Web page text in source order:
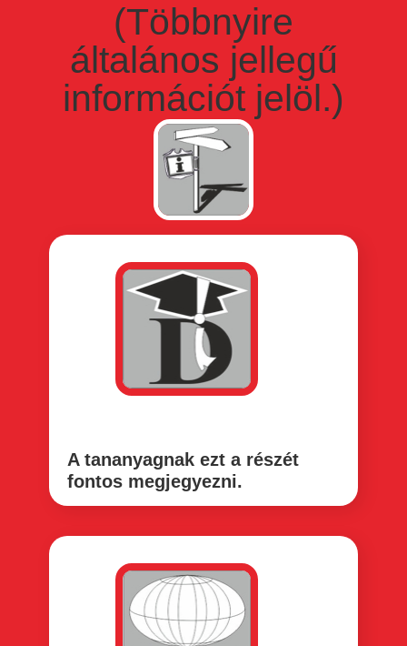
(Többnyire
általános jellegű
információt jelöl.)
A tananyagnak ezt a részét
fontos megjegyezni.